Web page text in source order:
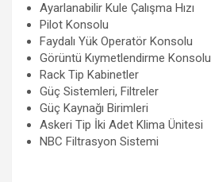
Ayarlanabilir Kule Çalışma Hızı
Pilot Konsolu
Faydalı Yük Operatör Konsolu
Görüntü Kıymetlendirme Konsolu
Rack Tip Kabinetler
Güç Sistemleri, Filtreler
Güç Kaynağı Birimleri
Askeri Tip İki Adet Klima Ünitesi
NBC Filtrasyon Sistemi